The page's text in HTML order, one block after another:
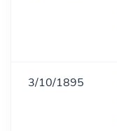
3/10/1895